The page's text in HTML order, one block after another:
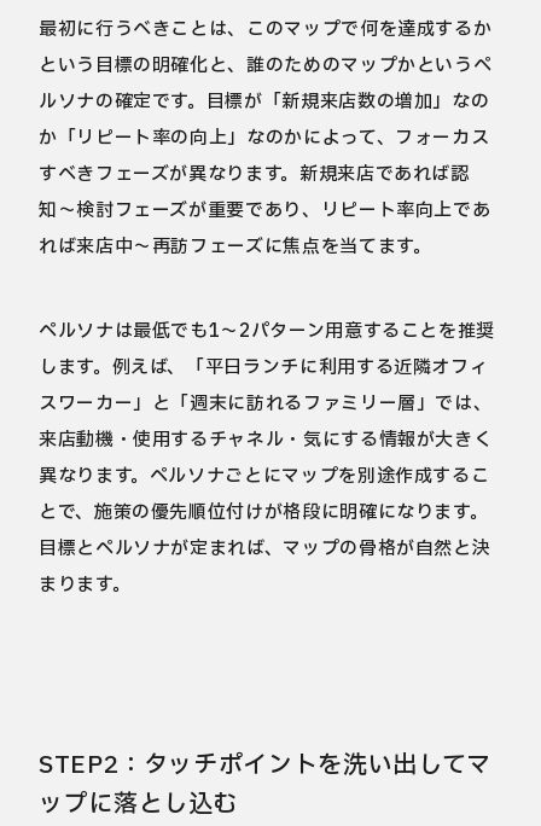
最初に行うべきことは、このマップで何を達成するか
という目標の明確化と、誰のためのマップかというペ
ルソナの確定です。目標が「新規来店数の増加」なの
か「リピート率の向上」なのかによって、フォーカス
すべきフェーズが異なります。新規来店であれば認
知〜検討フェーズが重要であり、リピート率向上であ
れば来店中〜再訪フェーズに焦点を当てます。
ペルソナは最低でも1〜2パターン用意することを推奨
します。例えば、「平日ランチに利用する近隣オフィ
スワーカー」と「週末に訪れるファミリー層」では、
来店動機・使用するチャネル・気にする情報が大きく
異なります。ペルソナごとにマップを別途作成するこ
とで、施策の優先順位付けが格段に明確になります。
目標とペルソナが定まれば、マップの骨格が自然と決
まります。
STEP2：タッチポイントを洗い出してマ
ップに落とし込む